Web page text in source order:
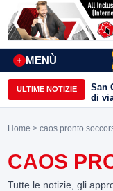
MENÙ
+
ULTIME NOTIZIE
San
di
Home > caos pronto
CAOS
Tutte le notizie, gli